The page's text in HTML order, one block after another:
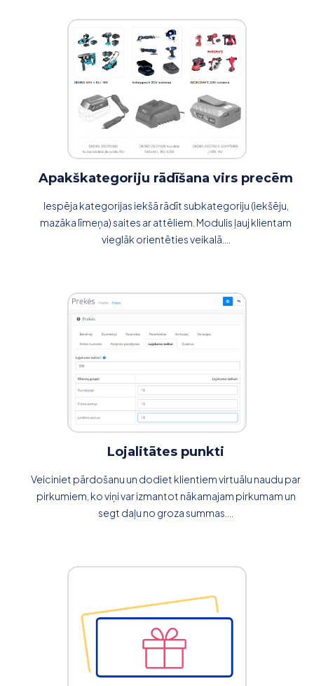
Apakškategoriju rādīšana virs precēm
Iespēja kategorijas iekšā rādīt subkategoriju (iekšēju,
mazāka līmeņa) saites ar attēliem. Modulis ļauj klientam
vieglāk orientēties veikalā....
Lojalitātes punkti
Veiciniet pārdošanu un dodiet klientiem virtuālu naudu par
pirkumiem, ko viņi var izmantot nākamajam pirkumam un
segt daļu no groza summas....